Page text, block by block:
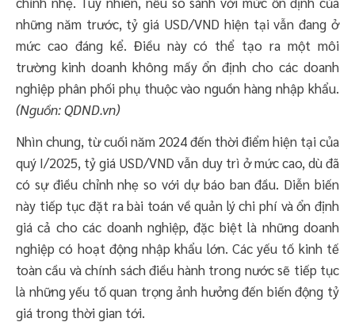
những năm trước, tỷ giá USD/VND hiện tại vẫn đang ở
mức cao đáng kể. Điều này có thể tạo ra một môi
trường kinh doanh không mấy ổn định cho các doanh
nghiệp phân phối phụ thuộc vào nguồn hàng nhập khẩu.
(Nguồn: QDND.vn)
Nhìn chung, từ cuối năm 2024 đến thời điểm hiện tại của
quý I/2025, tỷ giá USD/VND vẫn duy trì ở mức cao, dù đã
có sự điều chỉnh nhẹ so với dự báo ban đầu. Diễn biến
này tiếp tục đặt ra bài toán về quản lý chi phí và ổn định
giá cả cho các doanh nghiệp, đặc biệt là những doanh
nghiệp có hoạt động nhập khẩu lớn. Các yếu tố kinh tế
toàn cầu và chính sách điều hành trong nước sẽ tiếp tục
là những yếu tố quan trọng ảnh hưởng đến biến động tỷ
giá trong thời gian tới.